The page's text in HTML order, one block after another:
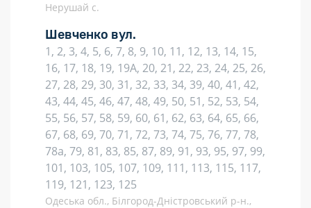
Нерушай с.
Шевченко вул.
1, 2, 3, 4, 5, 6, 7, 8, 9, 10, 11, 12, 13, 14, 15,
16, 17, 18, 19, 19А, 20, 21, 22, 23, 24, 25, 26,
27, 28, 29, 30, 31, 32, 33, 34, 39, 40, 41, 42,
43, 44, 45, 46, 47, 48, 49, 50, 51, 52, 53, 54,
55, 56, 57, 58, 59, 60, 61, 62, 63, 64, 65, 66,
67, 68, 69, 70, 71, 72, 73, 74, 75, 76, 77, 78,
78а, 79, 81, 83, 85, 87, 89, 91, 93, 95, 97, 99,
101, 103, 105, 107, 109, 111, 113, 115, 117,
119, 121, 123, 125
Одеська обл., Білгород-Дністровський р-н.,